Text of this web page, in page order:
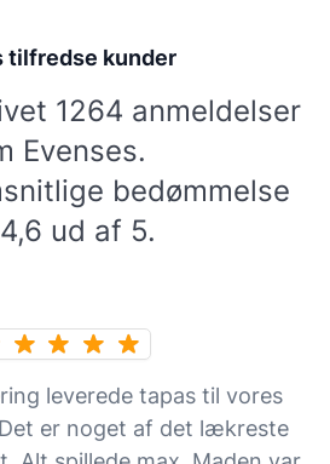
tilfredse kunder
1264 anmeldelser
Evenses.
bedømmelse
ud af 5.
leverede tapas til vores
er noget af det lækreste